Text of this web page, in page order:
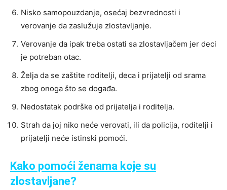
Nisko samopouzdanje, osećaj bezvrednosti i
verovanje da zaslužuje zlostavljanje.
Verovanje da ipak treba ostati sa zlostavljačem jer deci
je potreban otac.
Želja da se zaštite roditelji, deca i prijatelji od srama
zbog onoga što se događa.
Nedostatak podrške od prijatelja i roditelja.
Strah da joj niko neće verovati, ili da policija, roditelji i
prijatelji neće istinski pomoći.
Kako pomoći ženama koje su
zlostavljane?